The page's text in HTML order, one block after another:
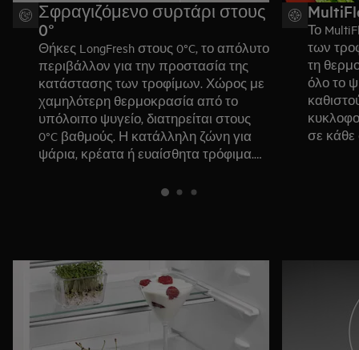
Σφραγιζόμενο συρτάρι στους
0°
Θήκες LongFresh στους 0°C, το απόλυτο
περιβάλλον για την προστασία της
κατάστασης των τροφίμων. Χώρος με
χαμηλότερη θερμοκρασία από το
υπόλοιπο ψυγείο, διατηρείται στους
0°C βαθμούς. Η κατάλληλη ζώνη για
ψάρια, κρέατα ή ευαίσθητα τρόφιμα.
την υγρασία, για να μην στεγνώνουν
τα αρώματά τους.
Το
των
τη
όλο το
σε κάθε